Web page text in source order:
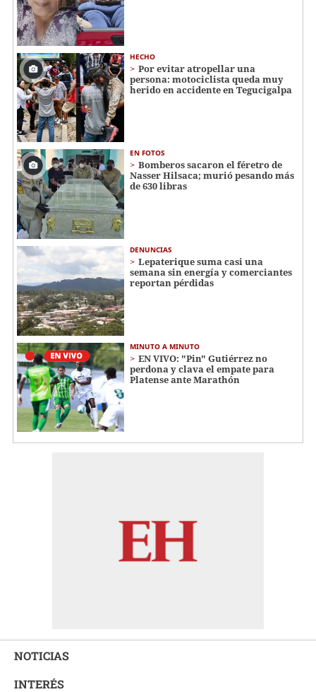
HECHO
Por evitar atropellar una
persona: motociclista queda muy
herido en accidente en Tegucigalpa
EN FOTOS
Bomberos sacaron el féretro de
Nasser Hilsaca; murió pesando más
de 630 libras
DENUNCIAS
Lepaterique suma casi una
semana sin energía y comerciantes
reportan pérdidas
MINUTO A MINUTO
EN VIVO: "Pin" Gutiérrez no
perdona y clava el empate para
Platense ante Marathón
NOTICIAS
INTERÉS